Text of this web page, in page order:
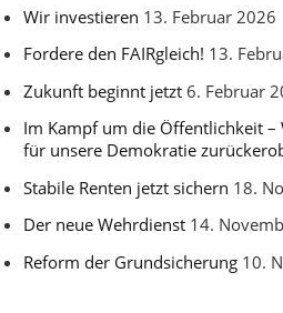
Wir investieren 13. Februar 2026
Fordere den FAIRgleich! 13.
Zukunft beginnt jetzt 6. Februar
Im Kampf um die Öffentlichkeit –
für unsere Demokratie
Stabile Renten jetzt sichern 18.
Der neue Wehrdienst 14.
Reform der Grundsicherung 10.